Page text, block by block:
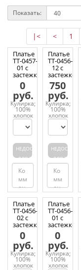
Показать:
|< < 1
Платье
ТТ-0457-
01 с
застежкой
0
руб.
Кулирка;
100%
хлопок
НЕДОСТУПЕН
ДЛЯ ЗАКАЗА
Платье
ТТ-0456-
12 с
застежкой
750
руб.
Кулирка;
100%
хлопок
НЕДОСТУПЕН
ДЛЯ ЗАКАЗА
Платье
ТТ-0456-
02 с
застежкой
0
руб.
Кулирка;
100%
хлопок
Платье
ТТ-0456-
01 с
застежкой
0
руб.
Кулирка;
100%
хлопок